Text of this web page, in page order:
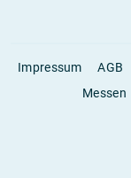
Impressum AGB
Messen